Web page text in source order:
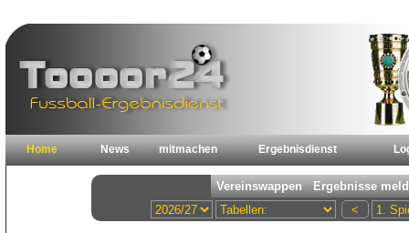
Home News mitmachen Ergebnisdienst